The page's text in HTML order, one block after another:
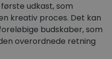
udkast, som
kreativ proces. Det kan
budskaber, som
overordnede retning